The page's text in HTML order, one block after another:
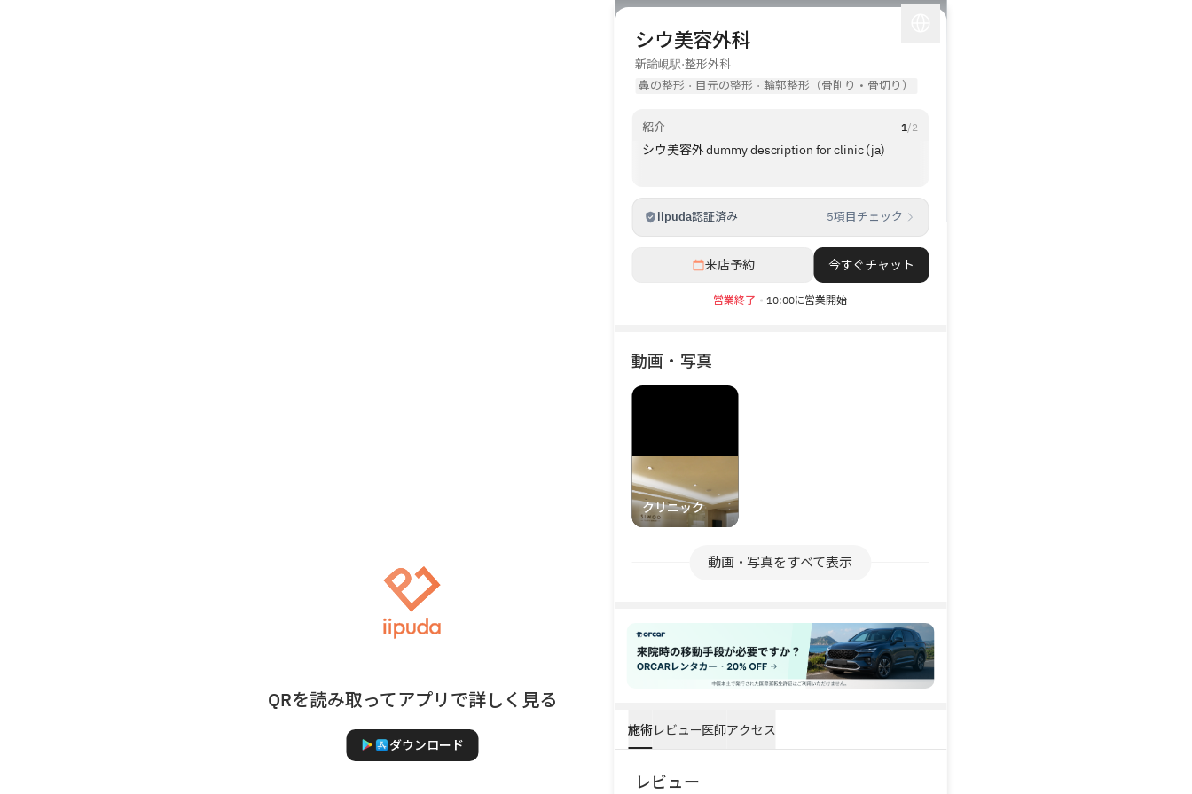
QRを読み取ってアプリで詳しく見る
ダウンロード
シウ美容外科
新論峴駅·整形外科
鼻の整形 · 目元の整形 · 輪郭整形（骨削り・骨切り）
紹介 1 /2
シウ美容外 dummy description for clinic (ja)
iipuda認証済み 5項目チェック
来店予約 今すぐチャット
営業終了 10:00に営業開始
動画・写真
クリニック
動画・写真をすべて表示
施術レビュー医師アクセス
レビュー